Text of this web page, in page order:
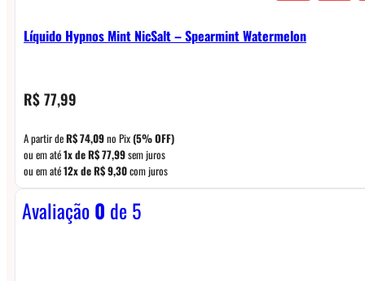
Líquido Hypnos Mint NicSalt – Spearmint Watermelon
R$77,99
A partir deR$74,09no Pix(5% OFF)
ou em até1x deR$77,99sem juros
ou em até12x deR$9,30com juros
Avaliação0 de 5